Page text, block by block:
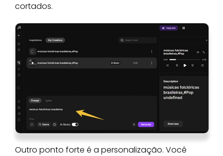
cortados.
Outro ponto forte é a personalização. Você